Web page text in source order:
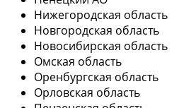
Нижегородская область
Новгородская область
Новосибирская область
Омская область
Оренбургская область
Орловская область